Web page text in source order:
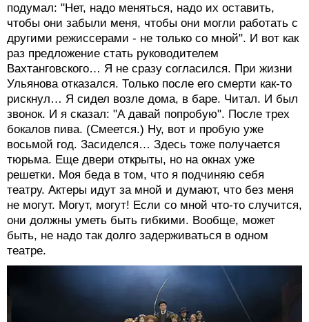
подумал: "Нет, надо меняться, надо их оставить,
чтобы они забыли меня, чтобы они могли работать с
другими режиссерами - не только со мной". И вот как
раз предложение стать руководителем
Вахтанговского… Я не сразу согласился. При жизни
Ульянова отказался. Только после его смерти как-то
рискнул… Я сидел возле дома, в баре. Читал. И был
звонок. И я сказал: "А давай попробую". После трех
бокалов пива. (Смеется.) Ну, вот и пробую уже
восьмой год. Засиделся… Здесь тоже получается
тюрьма. Еще двери открыты, но на окнах уже
решетки. Моя беда в том, что я подчиняю себя
театру. Актеры идут за мной и думают, что без меня
не могут. Могут, могут! Если со мной что-то случится,
они должны уметь быть гибкими. Вообще, может
быть, не надо так долго задерживаться в одном
театре.